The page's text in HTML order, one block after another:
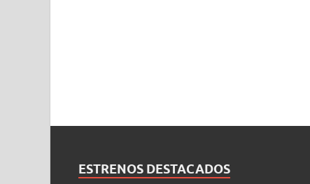
ESTRENOS DESTACADOS